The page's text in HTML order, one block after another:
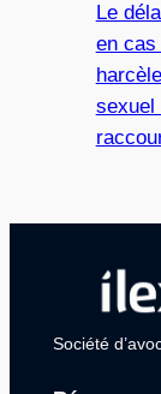
Le
en cas
sexuel
Société